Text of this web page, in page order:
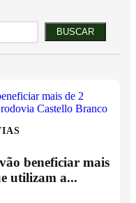
BUSCAR
beneficiar mais
utilizam a...